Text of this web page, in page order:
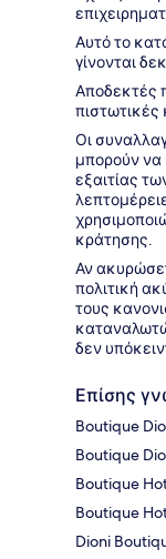
Αυτό το
γίνονται
Αποδεκτές
πιστωτικές
Οι
μπορούν να
εξαιτίας
κράτησης.
Αν
πολιτική
τους
δεν
Επίσης
Boutique
Boutique
Boutique
Boutique
Dioni